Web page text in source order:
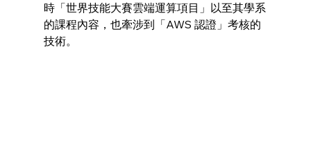
時「世界技能大賽雲端運算項目」以至其學系
的課程內容，也牽涉到「AWS 認證」考核的
技術。